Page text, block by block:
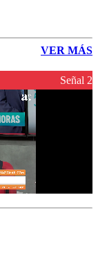
VER MÁS
Señal 2